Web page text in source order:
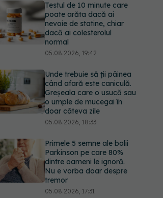
Testul de 10 minute care
poate arăta dacă ai
nevoie de statine, chiar
dacă ai colesterolul
normal
05.08.2026, 19:42
Unde trebuie să ții pâinea
când afară este caniculă.
Greșeala care o usucă sau
o umple de mucegai în
doar câteva zile
05.08.2026, 18:33
Primele 5 semne ale bolii
Parkinson pe care 80%
dintre oameni le ignoră.
Nu e vorba doar despre
tremor
05.08.2026, 17:31